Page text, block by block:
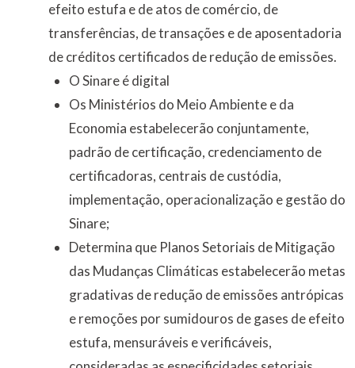
efeito estufa e de atos de comércio, de
transferências, de transações e de aposentadoria
de créditos certificados de redução de emissões.
O Sinare é digital
Os Ministérios do Meio Ambiente e da
Economia estabelecerão conjuntamente,
padrão de certificação, credenciamento de
certificadoras, centrais de custódia,
implementação, operacionalização e gestão do
Sinare;
Determina que Planos Setoriais de Mitigação
das Mudanças Climáticas estabelecerão metas
gradativas de redução de emissões antrópicas
e remoções por sumidouros de gases de efeito
estufa, mensuráveis e verificáveis,